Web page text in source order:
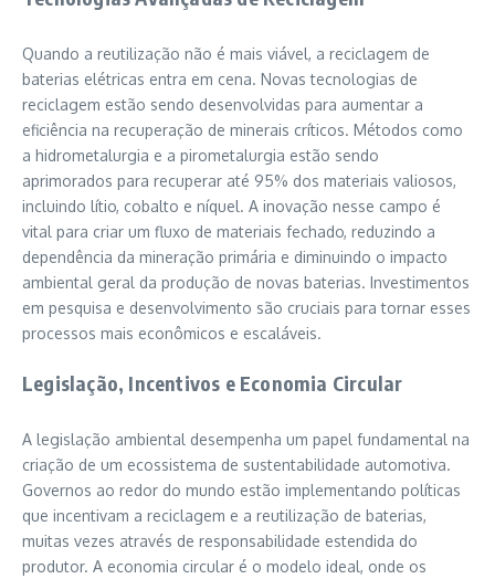
Quando a reutilização não é mais viável, a reciclagem de
baterias elétricas entra em cena. Novas tecnologias de
reciclagem estão sendo desenvolvidas para aumentar a
eficiência na recuperação de minerais críticos. Métodos como
a hidrometalurgia e a pirometalurgia estão sendo
aprimorados para recuperar até 95% dos materiais valiosos,
incluindo lítio, cobalto e níquel. A inovação nesse campo é
vital para criar um fluxo de materiais fechado, reduzindo a
dependência da mineração primária e diminuindo o impacto
ambiental geral da produção de novas baterias. Investimentos
em pesquisa e desenvolvimento são cruciais para tornar esses
processos mais econômicos e escaláveis.
Legislação, Incentivos e Economia Circular
A legislação ambiental desempenha um papel fundamental na
criação de um ecossistema de sustentabilidade automotiva.
Governos ao redor do mundo estão implementando políticas
que incentivam a reciclagem e a reutilização de baterias,
muitas vezes através de responsabilidade estendida do
produtor. A economia circular é o modelo ideal, onde os